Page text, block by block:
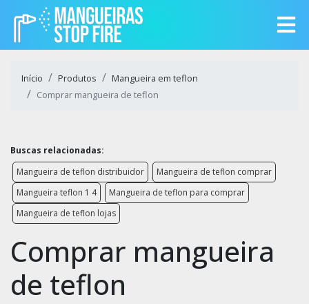
Início Produtos
Mangueira em teflon
Comprar mangueira de teflon
Buscas relacionadas:
Mangueira de teflon distribuidor
Mangueira de teflon comprar
Mangueira teflon 1 4
Mangueira de teflon para comprar
Mangueira de teflon lojas
Comprar mangueira
de teflon